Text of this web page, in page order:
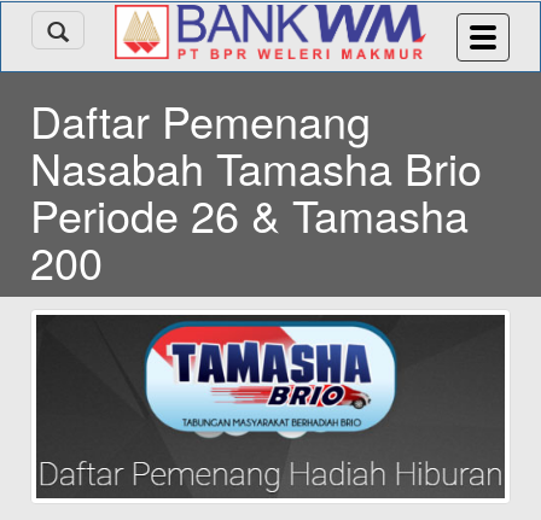
Daftar Pemenang
Nasabah Tamasha Brio
Periode 26 & Tamasha
200